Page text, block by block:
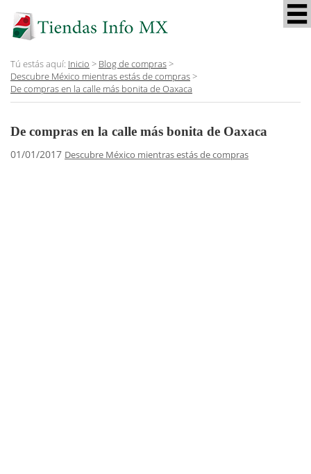
Tú estás aquí: Inicio > Blog de compras>
Descubre México mientras estás de compras>
De compras en la calle más bonita de Oaxaca
De compras en la calle más bonita de Oaxaca
01/01/2017 Descubre México mientras estás de compras